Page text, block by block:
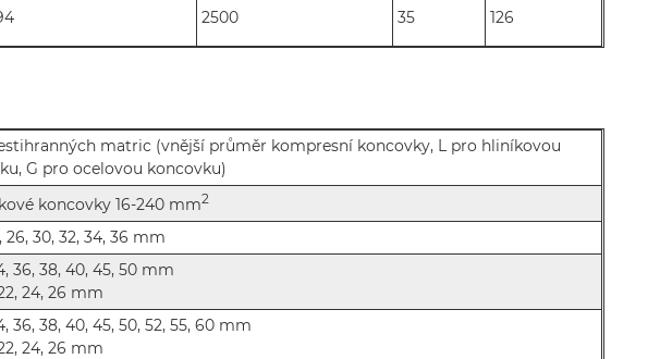
2500 35 126
matric (vnější průměr kompresní koncovky, L pro hliníkovou
G pro ocelovou koncovku)
koncovky 16-240 mm2
26, 30, 32, 34, 36 mm
36, 38, 40, 45, 50 mm
22, 24, 26 mm
36, 38, 40, 45, 50, 52, 55, 60 mm
22, 24, 26 mm